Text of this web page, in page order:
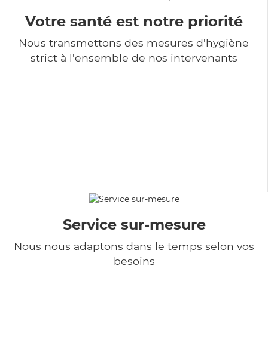
Votre santé est notre priorité
Nous transmettons des mesures d'hygiène
strict à l'ensemble de nos intervenants
Service sur-mesure
Nous nous adaptons dans le temps selon vos
besoins